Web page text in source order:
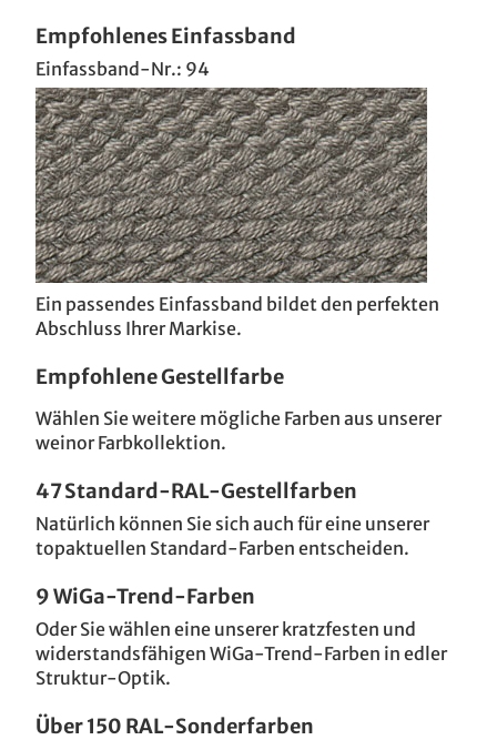
Empfohlenes Einfassband
Einfassband-Nr.: 94
Ein passendes Einfassband bildet den perfekten
Abschluss Ihrer Markise.
Empfohlene Gestellfarbe
Wählen Sie weitere mögliche Farben aus unserer
weinor Farbkollektion.
47 Standard-RAL-Gestellfarben
Natürlich können Sie sich auch für eine unserer
topaktuellen Standard-Farben entscheiden.
9 WiGa-Trend-Farben
Oder Sie wählen eine unserer kratzfesten und
widerstandsfähigen WiGa-Trend-Farben in edler
Struktur-Optik.
Über 150 RAL-Sonderfarben